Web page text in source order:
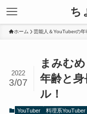
ち
ホーム 芸能人＆YouTuberの年
まみむ
年齢と
ル！
2022
3/07
YouTuber 料理系YouTuber